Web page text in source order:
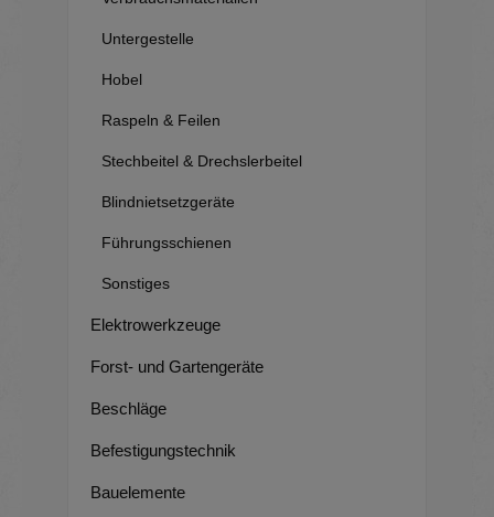
Untergestelle
Hobel
Raspeln & Feilen
Stechbeitel & Drechslerbeitel
Blindnietsetzgeräte
Führungsschienen
Sonstiges
Elektrowerkzeuge
Forst- und Gartengeräte
Beschläge
Befestigungstechnik
Bauelemente